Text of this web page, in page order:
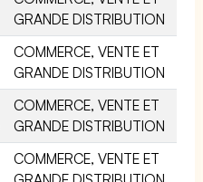
GRANDE DISTRIBUTION
COMMERCE, VENTE ET
GRANDE DISTRIBUTION
COMMERCE, VENTE ET
GRANDE DISTRIBUTION
COMMERCE, VENTE ET